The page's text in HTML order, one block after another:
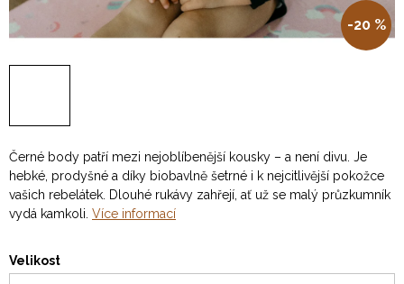
-20 %
Černé body patří mezi nejoblíbenější kousky – a není divu. Je
hebké, prodyšné a díky biobavlně šetrné i k nejcitlivější pokožce
vašich rebelátek. Dlouhé rukávy zahřejí, ať už se malý průzkumník
vydá kamkoli. Více informací
Velikost